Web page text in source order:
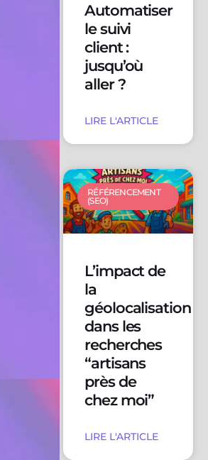
Automatiser
le suivi
client :
jusqu’où
aller ?
LIRE L'ARTICLE
RÉFÉRENCEMENT
(SEO)
L’impact de
la
géolocalisation
dans les
recherches
“artisans
près de
chez moi”
LIRE L'ARTICLE